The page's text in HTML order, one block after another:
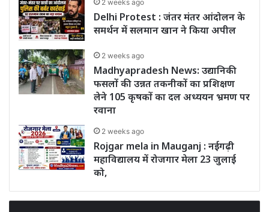
2 weeks ago
Delhi Protest : जंतर मंतर आंदोलन के
समर्थन में सलमान खान ने किया अपील
2 weeks ago
Madhyapradesh News: उद्यानिकी
फसलों की उन्नत तकनीकों का प्रशिक्षण
लेने 105 कृषकों का दल अध्ययन भ्रमण पर
रवाना
2 weeks ago
Rojgar mela in Mauganj : नईगढ़ी
महाविद्यालय में रोजगार मेला 23 जुलाई
को,